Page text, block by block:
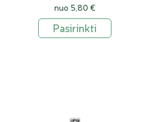
nuo 5,80 €
Pasirinkti